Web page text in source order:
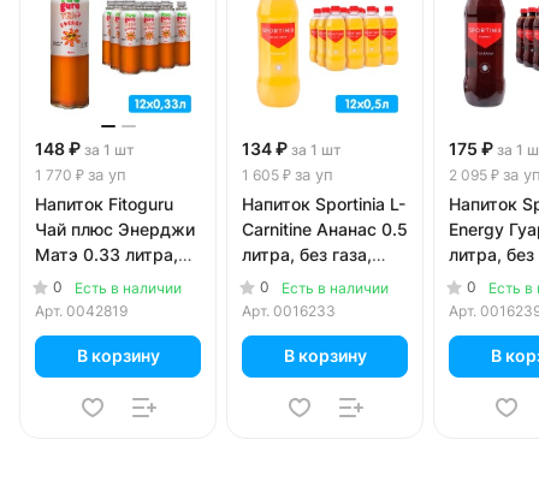
148 ₽ за 1 шт
1 770 ₽ за уп
Напиток Fitoguru
Чай плюс Энерджи
Матэ 0.33 литра,
стекло, 12 шт. в уп.
0
Есть в наличии
Арт. 0042819
В корзину
134 ₽ за 1 шт
1 605 ₽ за уп
Напиток Sportinia L-
Carnitine Ананас 0.5
литра, без газа,
пэт, 12 шт. в уп.
0
Есть в наличии
Арт. 0016233
В корзину
175 ₽ за 1
2 095 ₽ за
Напиток
Energy
литра, без
пэт, 12
0
Есть в
Арт.
В